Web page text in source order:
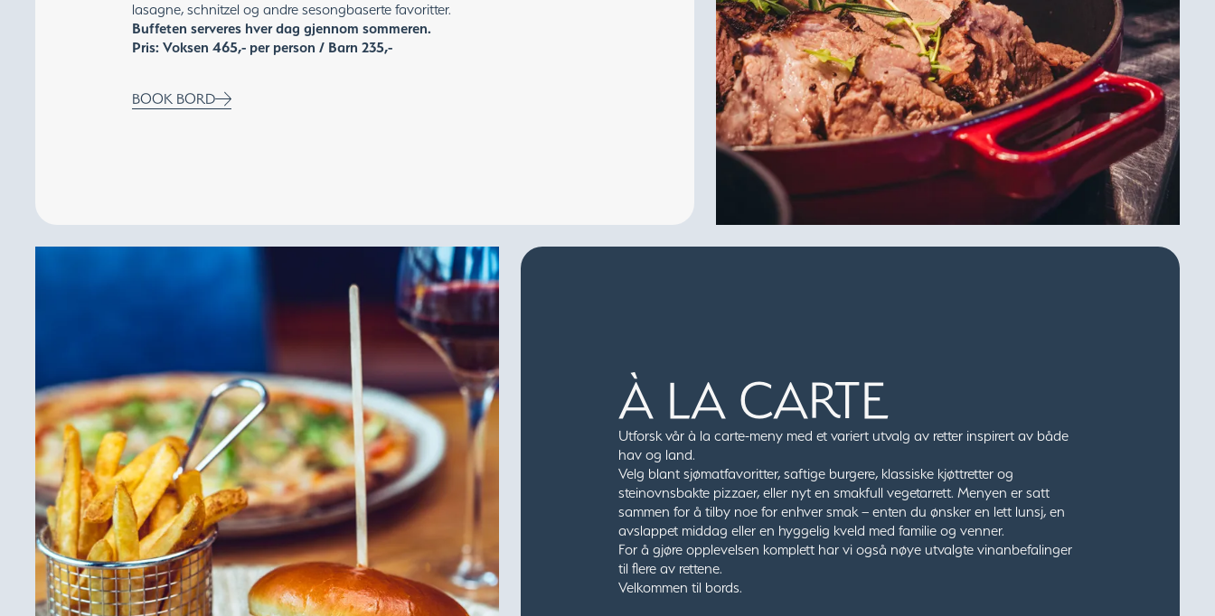
lasagne, schnitzel og andre sesongbaserte favoritter.
Buffeten serveres hver dag gjennom sommeren.
Pris: Voksen 465,- per person / Barn 235,-
BOOK BORD
À LA CARTE
Utforsk vår à la carte-meny med et variert utvalg av retter inspirert av både
hav og land.
Velg blant sjømatfavoritter, saftige burgere, klassiske kjøttretter og
steinovnsbakte pizzaer, eller nyt en smakfull vegetarrett. Menyen er satt
sammen for å tilby noe for enhver smak – enten du ønsker en lett lunsj, en
avslappet middag eller en hyggelig kveld med familie og venner.
For å gjøre opplevelsen komplett har vi også nøye utvalgte vinanbefalinger
til flere av rettene.
Velkommen til bords.